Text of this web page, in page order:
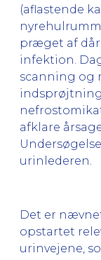
(aflastende
præget af
infektion.
scanning og
afklare
urinlederen.
Det er
opstartet
urinvejene,